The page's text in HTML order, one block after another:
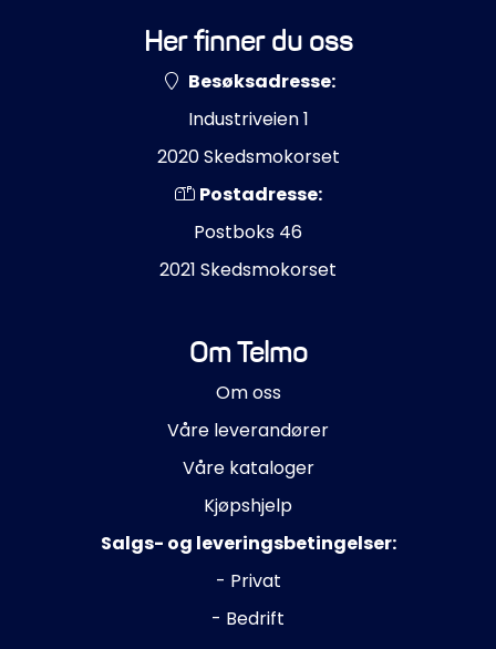
Her finner du oss
Besøksadresse:
Industriveien 1
2020 Skedsmokorset
Postadresse:
Postboks 46
2021 Skedsmokorset
Om Telmo
Om oss
Våre leverandører
Våre kataloger
Kjøpshjelp
Salgs- og leveringsbetingelser:
- Privat
- Bedrift